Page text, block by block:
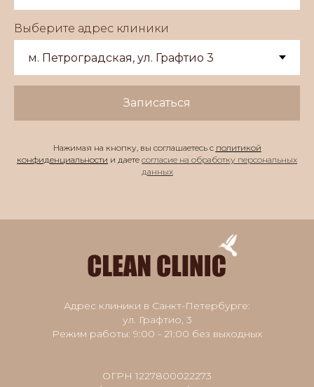
Выберите адрес клиники
Записаться
Нажимая на кнопку, вы соглашаетесь с политикой
конфиденциальности и даете согласие на обработку персональных
данных
Адрес клиники в Санкт-Петербурге:
ул. Графтио, 3
Режим работы: 9:00 - 21:00 без выходных
ОГРН 1227800022273